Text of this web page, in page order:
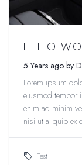
HELLO
5 Years ago by
Lorem ipsum
eiusmod tempor
enim ad minim
nisi ut aliquip ex
Test